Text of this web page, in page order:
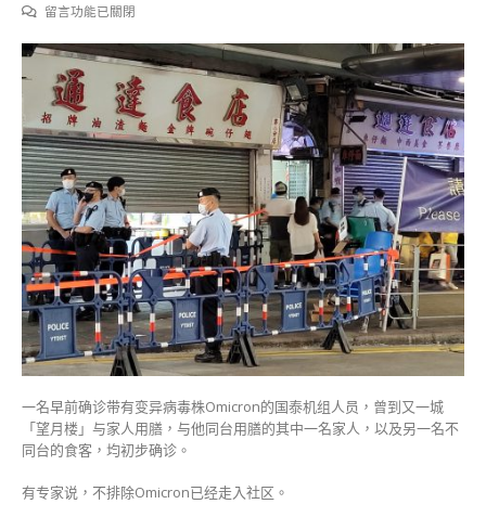
在
初
食
客
涉
机
组
人
员
不
排
除
病
毒
流
入
社
区〉
中
留言功能已關閉
一名早前确诊带有变异病毒株Omicron的国泰机组人员，曾到又一城
「望月楼」与家人用膳，与他同台用膳的其中一名家人，以及另一名不
同台的食客，均初步确诊。
有专家说，不排除Omicron已经走入社区。